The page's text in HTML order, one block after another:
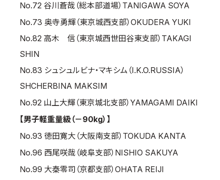
No.72 谷川蒼哉（総本部道場）TANIGAWA SOYA
No.73 奥寺勇輝（東京城西支部）OKUDERA YUKI
No.82 高木 信（東京城西世田谷東支部）TAKAGI
SHIN
No.83 シュシュルビナ・マキシム（I.K.O.RUSSIA）
SHCHERBINA MAKSIM
No.92 山上大輝（東京城北支部）YAMAGAMI DAIKI
【男子軽重量級（－90kg）】
No.93 徳田寛大（大阪南支部）TOKUDA KANTA
No.96 西尾咲哉（岐阜支部）NISHIO SAKUYA
No.99 大秦零司（京都支部）OHATA REIJI